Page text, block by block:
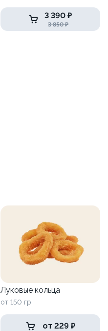
3 390 ₽
3 850 ₽
Луковые кольца
от 150 гр
от 229 ₽